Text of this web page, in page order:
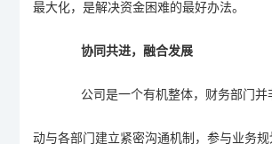
最大化，是解决资金困难的最好办法。
协同共进，融合发展
公司是一个有机整体，财务部门并
动与各部门建立紧密沟通机制，参与业务